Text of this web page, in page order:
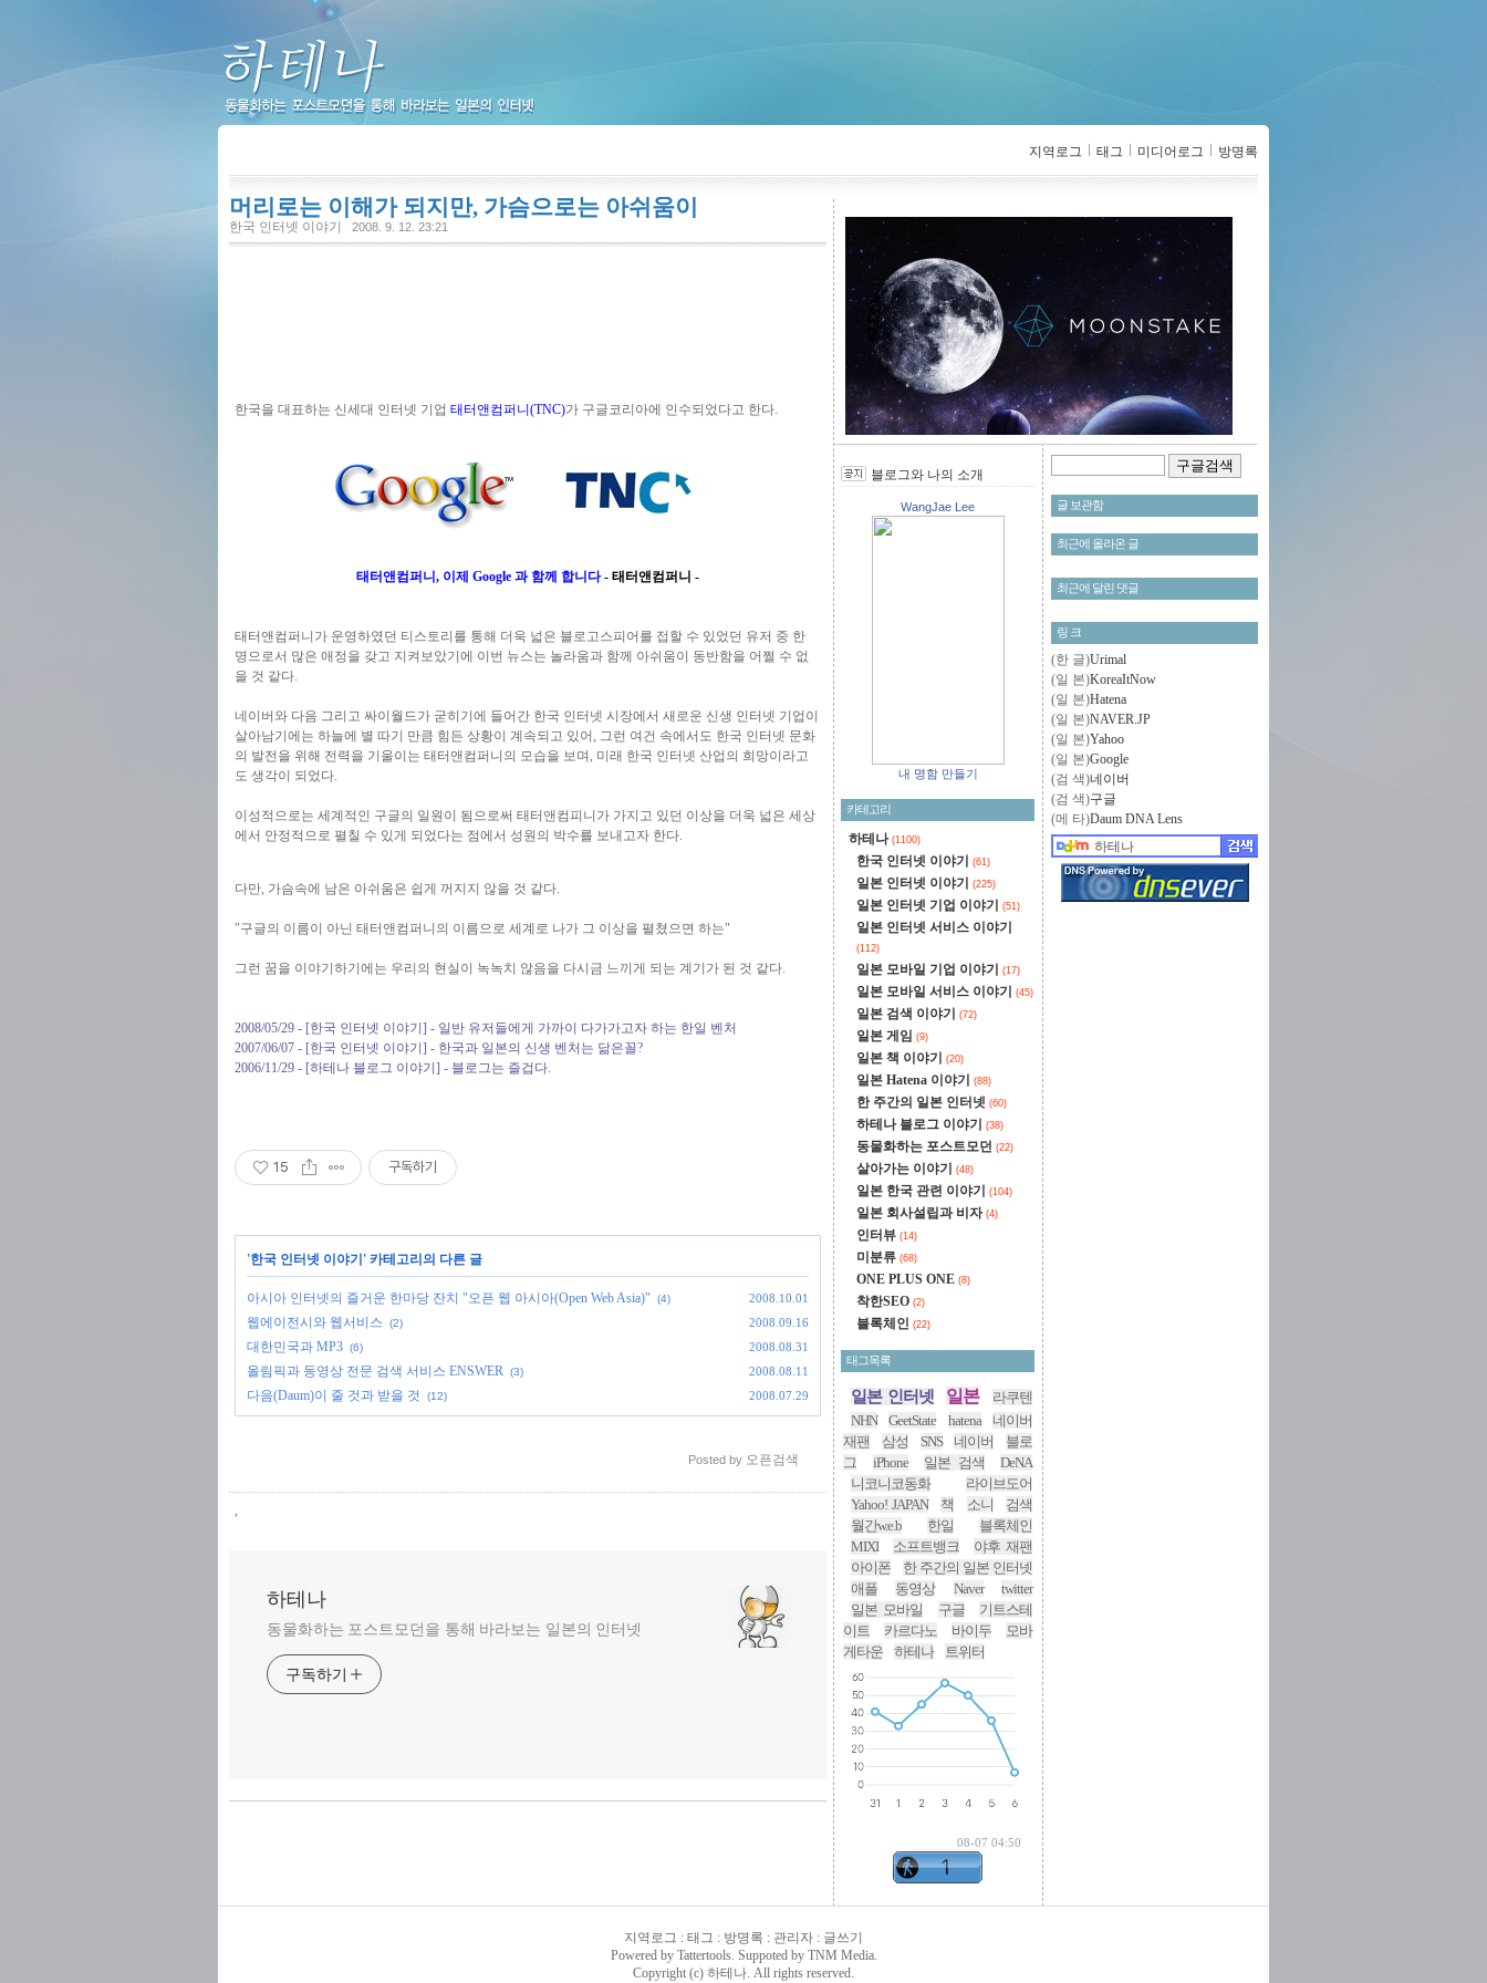
지역로그 태그 미디어로그 방명록
머리로는 이해가 되지만, 가슴으로는 아쉬움이
한국 인터넷 이야기 2008. 9. 12. 23:21
한국을 대표하는 신세대 인터넷 기업 태터앤컴퍼니(TNC)가 구글코리아에 인수되었다고 한다.
태터앤컴퍼니, 이제 Google 과 함께 합니다 - 태터앤컴퍼니 -
태터앤컴퍼니가 운영하였던 티스토리를 통해 더욱 넓은 블로고스피어를 접할 수 있었던 유저 중 한
명으로서 많은 애정을 갖고 지켜보았기에 이번 뉴스는 놀라움과 함께 아쉬움이 동반함을 어쩔 수 없
을 것 같다.
네이버와 다음 그리고 싸이월드가 굳히기에 들어간 한국 인터넷 시장에서 새로운 신생 인터넷 기업이
살아남기에는 하늘에 별 따기 만큼 힘든 상황이 계속되고 있어, 그런 여건 속에서도 한국 인터넷 문화
의 발전을 위해 전력을 기울이는 태터앤컴퍼니의 모습을 보며, 미래 한국 인터넷 산업의 희망이라고
도 생각이 되었다.
이성적으로는 세계적인 구글의 일원이 됨으로써 태터앤컴피니가 가지고 있던 이상을 더욱 넓은 세상
에서 안정적으로 펼칠 수 있게 되었다는 점에서 성원의 박수를 보내고자 한다.
다만, 가슴속에 남은 아쉬움은 쉽게 꺼지지 않을 것 같다.
"구글의 이름이 아닌 태터앤컴퍼니의 이름으로 세계로 나가 그 이상을 펼쳤으면 하는"
그런 꿈을 이야기하기에는 우리의 현실이 녹녹치 않음을 다시금 느끼게 되는 계기가 된 것 같다.
2008/05/29 - [한국 인터넷 이야기] - 일반 유저들에게 가까이 다가가고자 하는 한일 벤처
2007/06/07 - [한국 인터넷 이야기] - 한국과 일본의 신생 벤처는 닮은꼴?
2006/11/29 - [하테나 블로그 이야기] - 블로그는 즐겁다.
15 구독하기
'한국 인터넷 이야기 ' 카테고리의 다른 글
아시아 인터넷의 즐거운 한마당 잔치 "오픈 웹 아시아(Open Web Asia)" (4) 2008.10.01
웹에이전시와 웹서비스 (2) 2008.09.16
대한민국과 MP3 (6) 2008.08.31
올림픽과 동영상 전문 검색 서비스 ENSWER (3) 2008.08.11
다음(Daum)이 줄 것과 받을 것 (12) 2008.07.29
Posted by 오픈검색
,
하테나
동물화하는 포스트모던을 통해 바라보는 일본의 인터넷
구독하기
글 보관함
최근에 올라온 글
최근에 달린 댓글
링 크
(한 글)Urimal
(일 본)KoreaItNow
(일 본)Hatena
(일 본)NAVER.JP
(일 본)Yahoo
(일 본)Google
(검 색)네이버
(검 색)구글
(메 타)Daum DNA Lens
블로그와 나의 소개
WangJae Lee
내 명함 만들기
카테고리
하테나 (1100)
한국 인터넷 이야기 (61)
일본 인터넷 이야기 (225)
일본 인터넷 기업 이야기 (51)
일본 인터넷 서비스 이야기
(112)
일본 모바일 기업 이야기 (17)
일본 모바일 서비스 이야기 (45)
일본 검색 이야기 (72)
일본 게임 (9)
일본 책 이야기 (20)
일본 Hatena 이야기 (88)
한 주간의 일본 인터넷 (60)
하테나 블로그 이야기 (38)
동물화하는 포스트모던 (22)
살아가는 이야기 (48)
일본 한국 관련 이야기 (104)
일본 회사설립과 비자 (4)
인터뷰 (14)
미분류 (68)
ONE PLUS ONE (8)
착한SEO (2)
블록체인 (22)
태그목록
일본 인터넷 일본
라쿠텐
NHN
GeetState hatena
네이버
재팬
삼성 SNS 네이버
블로
그
iPhone 일본 검색
DeNA
니코니코동화
라이브도어
Yahoo! JAPAN
책 소니
검색
월간w.e.b
한일
블록체인
MIXI
소프트뱅크
야후 재팬
아이폰
한 주간의 일본 인터넷
애플
동영상 Naver
twitter
일본 모바일
구글
기트스테
이트
카르다노 바이두
모바
게타운
하테나 트위터
08-07 04:50
지역로그 : 태그 : 방명록 : 관리자 : 글쓰기
Powered by Tattertools. Suppoted by TNM Media.
Copyright (c) 하테나. All rights reserved.